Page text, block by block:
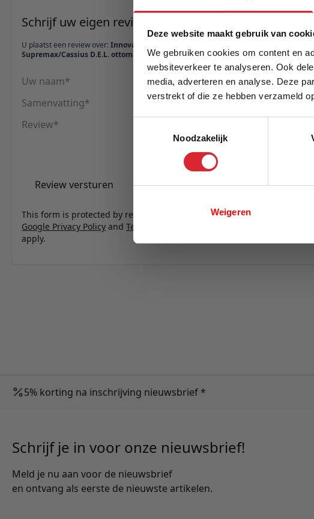
Deze website maakt gebruik van
We gebruiken cookies om content en
websiteverkeer te analyseren. Ook
media, adverteren en analyse. Deze
verstrekt of die ze hebben verzameld
Noodzakelijk
Weigeren
Schrijf uw eigen review
U plaatst een review over: Innovation Living
Supremax/Cassius D.E.L. ottoman - stof 281
Uw naam
Samenvatting
Review
Review versturen
This form is protected by reCAPTCHA - the
Google Privacy Policy and Terms of Service
apply.
5% korting na inschrijving nieuwsbrief *
Schrijf je in voor onze nieuwsbrief!
Meld je nu aan voor de nieuwsbrief
en ontvang als eerste de nieuwste artikelen.